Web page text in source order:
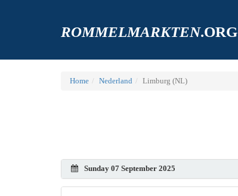
ROMMELMARKTEN.ORG
Home Nederland Limburg (NL)
Sunday 07 September 2025